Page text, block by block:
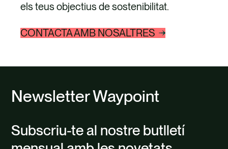
els teus objectius de sostenibilitat.
CONTACTA AMB NOSALTRES
Newsletter Waypoint
Subscriu-te al nostre butlletí